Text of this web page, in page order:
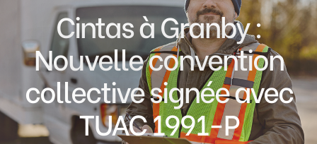
Cintas à Granby :
Nouvelle convention
collective signée avec
TUAC 1991-P